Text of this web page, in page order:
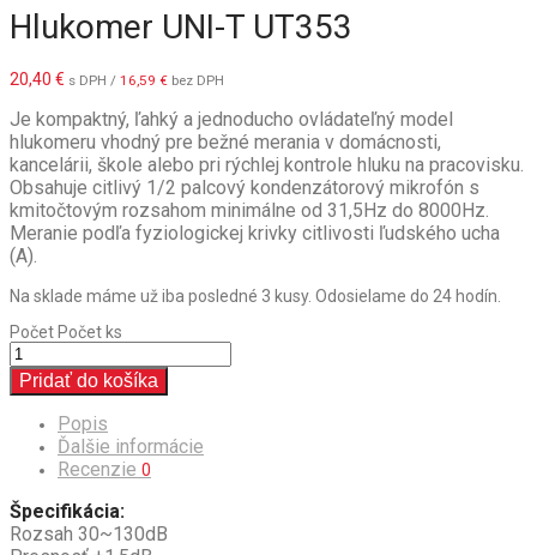
Hlukomer UNI-T UT353
20,40 € s DPH / 16,59 € bez DPH
Je kompaktný, ľahký a jednoducho ovládateľný model
hlukomeru vhodný pre bežné merania v domácnosti,
kancelárii, škole alebo pri rýchlej kontrole hluku na pracovisku.
Obsahuje citlivý 1/2 palcový kondenzátorový mikrofón s
kmitočtovým rozsahom minimálne od 31,5Hz do 8000Hz.
Meranie podľa fyziologickej krivky citlivosti ľudského ucha
(A).
Na sklade máme už iba posledné 3 kusy. Odosielame do 24 hodín.
PočetPočet ks
Pridať do košíka
Popis
Ďalšie informácie
Recenzie 0
Špecifikácia:
Rozsah 30~130dB